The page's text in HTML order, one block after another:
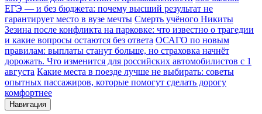
ЕГЭ — и без бюджета: почему высший результат не
гарантирует место в вузе мечты Смерть учёного Никиты
Зезина после конфликта на парковке: что известно о трагедии
и какие вопросы остаются без ответа ОСАГО по новым
правилам: выплаты станут больше, но страховка начнёт
дорожать. Что изменится для российских автомобилистов с 1
августа Какие места в поезде лучше не выбирать: советы
опытных пассажиров, которые помогут сделать дорогу
комфортнее
Навигация